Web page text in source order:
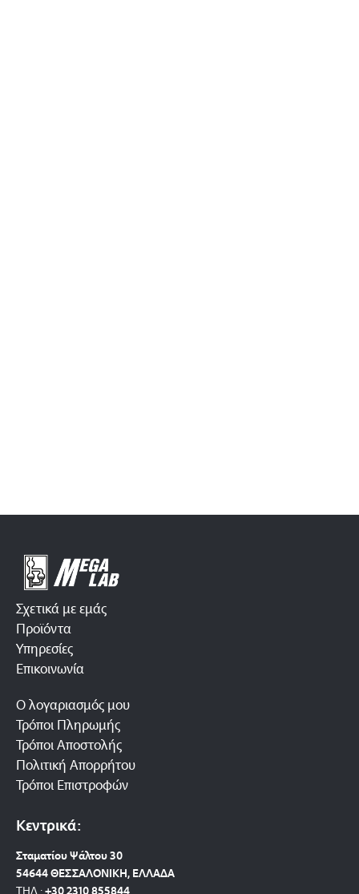
Σχετικά με εμάς
Προϊόντα
Υπηρεσίες
Επικοινωνία
Ο λογαριασμός μου
Τρόποι Πληρωμής
Τρόποι Αποστολής
Πολιτική Απορρήτου
Τρόποι Επιστροφών
Κεντρικά:
Σταματίου Ψάλτου 30
54644 ΘΕΣΣΑΛΟΝΙΚΗ, ΕΛΛΑΔΑ
ΤΗΛ.:+30 2310 855844